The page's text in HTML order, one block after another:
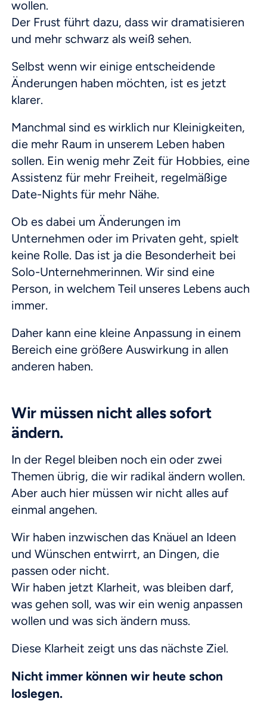
wollen.
Der Frust führt dazu, dass wir dramatisieren
und mehr schwarz als weiß sehen.
Selbst wenn wir einige entscheidende
Änderungen haben möchten, ist es jetzt
klarer.
Manchmal sind es wirklich nur Kleinigkeiten,
die mehr Raum in unserem Leben haben
sollen. Ein wenig mehr Zeit für Hobbies, eine
Assistenz für mehr Freiheit, regelmäßige
Date-Nights für mehr Nähe.
Ob es dabei um Änderungen im
Unternehmen oder im Privaten geht, spielt
keine Rolle. Das ist ja die Besonderheit bei
Solo-Unternehmerinnen. Wir sind eine
Person, in welchem Teil unseres Lebens auch
immer.
Daher kann eine kleine Anpassung in einem
Bereich eine größere Auswirkung in allen
anderen haben.
Wir müssen nicht alles sofort
ändern.
In der Regel bleiben noch ein oder zwei
Themen übrig, die wir radikal ändern wollen.
Aber auch hier müssen wir nicht alles auf
einmal angehen.
Wir haben inzwischen das Knäuel an Ideen
und Wünschen entwirrt, an Dingen, die
passen oder nicht.
Wir haben jetzt Klarheit, was bleiben darf,
was gehen soll, was wir ein wenig anpassen
wollen und was sich ändern muss.
Diese Klarheit zeigt uns das nächste Ziel.
Nicht immer können wir heute schon
loslegen.